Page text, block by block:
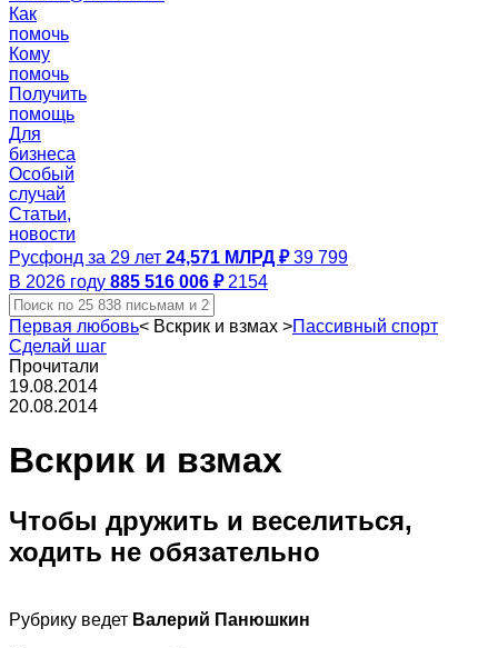
Как
помочь
Кому
помочь
Получить
помощь
Для
бизнеса
Особый
случай
Статьи,
новости
Русфонд за 29 лет 24,571 МЛРД ₽ 39 799
В 2026 году 885 516 006 ₽ 2154
Первая любовь< Вскрик и взмах >Пассивный спорт
Сделай шаг
Прочитали
19.08.2014
20.08.2014
Вскрик и взмах
Чтобы дружить и веселиться,
ходить не обязательно
Рубрику ведет Валерий Панюшкин